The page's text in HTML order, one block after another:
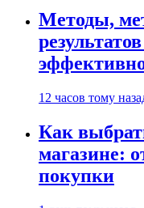
Методы,
12 часов тому
Как
магазине:
покупки